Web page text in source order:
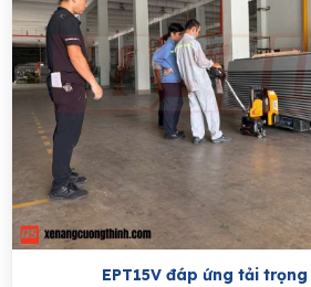
EPT15V đáp ứng tải trọng